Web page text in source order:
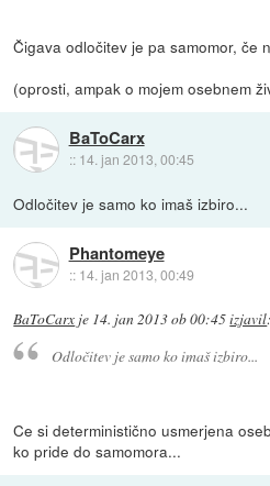
Čigava odločitev je pa samomor, če
(oprosti, ampak o mojem osebnem
BaToCarx
:: 14. jan 2013, 00:45
Odločitev je samo ko imaš izbiro...
Phantomeye
:: 14. jan 2013, 00:49
BaToCarx je 14. jan 2013 ob 00:45izjavil:
Odločitev je samo ko imaš izbiro...
Ce si deterministično usmerjena
ko pride do samomora...